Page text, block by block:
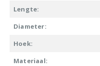
Lengte:
Diameter:
Hoek:
Materiaal: